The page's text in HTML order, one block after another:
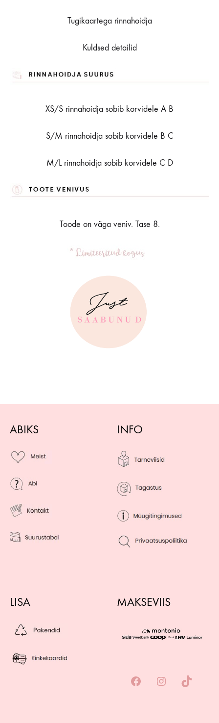
Tugikaartega rinnahoidja
Kuldsed detailid
XS/S rinnahoidja sobib korvidele A B
S/M rinnahoidja sobib korvidele B C
M/L rinnahoidja sobib korvidele C D
Toode on väga veniv. Tase 8.
ABIKS INFO
LISA MAKSEVIIS